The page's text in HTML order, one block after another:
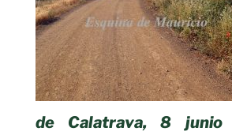
de Calatrava, 8 junio